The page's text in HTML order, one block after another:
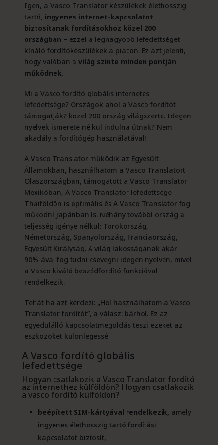
Igen, a Vasco Translator készülékek élethosszig
tartó, ingyenes internet-kapcsolatot
biztosítanak fordításokhoz közel 200
országban – ezzel a legnagyobb lefedettséget
kínáló fordítókészülékek a piacon. Ez azt jelenti,
hogy valóban a világ szinte minden pontján
működnek.
Mi a Vasco fordító globális internetes
lefedettsége? Országok ahol a Vasco fordítót
támogatják? közel 200 ország világszerte. Idegen
nyelvek ismerete nélkül indulna útnak? Nem
akadály a fordítógép használatával!
A Vasco Translator működik az Egyesült
Államokban, használhatom a Vasco Translatort
Olaszországban, támogatott a Vasco Translator
Mexikóban, A Vasco Translator lefedettsége
Thaiföldön is optimális és A Vasco Translator fog
működni Japánban is. Néhány további ország a
teljesség igénye nélkül: Törökország,
Németország, Spanyolország, Franciaország,
Egyesült Királyság. A világ lakosságának akár
90%-ával fog tudni csevegni idegen nyelven, mivel
a Vasco kiváló beszédfordító funkcióval
rendelkezik.
Tehát ha azt kérdezi: „Hol használhatom a Vasco
Translator fordítót”, a válasz: bárhol. Ez az
egyedülálló kapcsolatmegoldás teszi ezeket az
eszközöket különlegessé.
A Vasco fordító globális
lefedettsége
Hogyan csatlakozik a Vasco Translator fordító
az internethez külföldön? Hogyan csatlakozik
a vasco fordító külföldön?
beépített SIM-kártyával rendelkezik, amely
ingyenes élethosszig tartó fordítási
kapcsolatot biztosít,